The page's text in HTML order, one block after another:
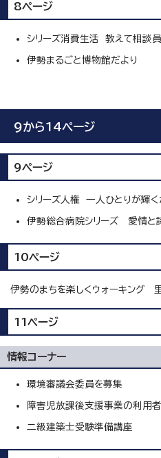
8ページ
シリーズ消費生活 教えて相談
伊勢まるごと博物館だより
9から14ページ
9ページ
シリーズ人権 一人ひとりが輝く
伊勢総合病院シリーズ 愛情と
10ページ
伊勢のまちを楽しくウォーキング
11ページ
情報コーナー
環境審議会委員を募集
障害児放課後支援事業の利用
二級建築士受験準備講座